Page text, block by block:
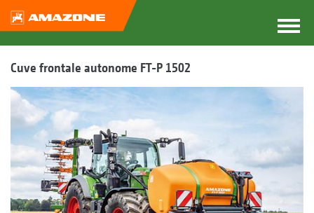
Cuve frontale autonome FT-P 1502